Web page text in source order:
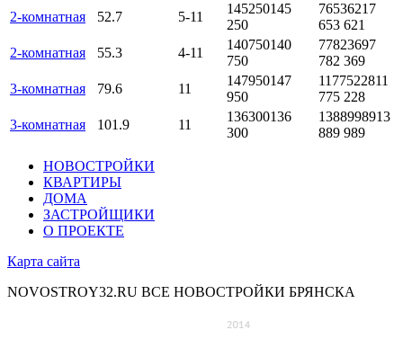
2-комнатная
52.7 5-11
145250145
250
76536217
653 621
2-комнатная
55.3 4-11
140750140
750
77823697
782 369
3-комнатная
79.6 11
147950147
950
1177522811
775 228
3-комнатная
101.9 11
136300136
300
1388998913
889 989
НОВОСТРОЙКИ
КВАРТИРЫ
ДОМА
ЗАСТРОЙЩИКИ
О ПРОЕКТЕ
Карта сайта
NOVOSTROY32.RU ВСЕ НОВОСТРОЙКИ БРЯНСКА